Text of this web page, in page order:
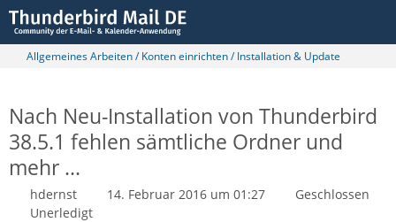
Allgemeines Arbeiten / Konten einrichten / Installation & Update
Nach Neu-Installation von Thunderbird
38.5.1 fehlen sämtliche Ordner und
mehr ...
hdernst 14. Februar 2016 um 01:27
Geschlossen
Unerledigt